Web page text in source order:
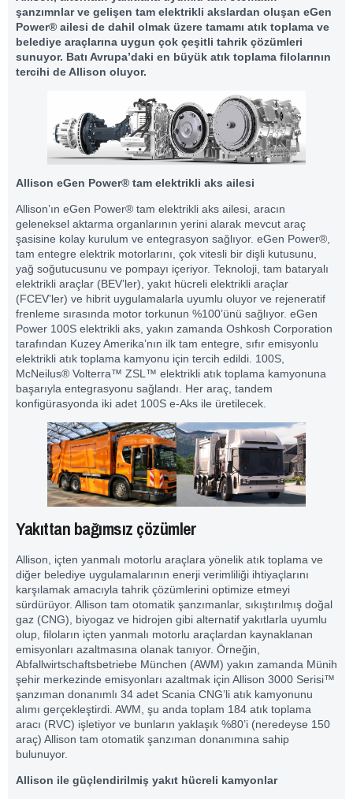
şanzımnlar ve gelişen tam elektrikli akslardan oluşan eGen
Power® ailesi de dahil olmak üzere tamamı atık toplama ve
belediye araçlarına uygun çok çeşitli tahrik çözümleri
sunuyor. Batı Avrupa’daki en büyük atık toplama filolarının
tercihi de Allison oluyor.
Allison eGen Power® tam elektrikli aks ailesi
Allison’ın eGen Power® tam elektrikli aks ailesi, aracın
geleneksel aktarma organlarının yerini alarak mevcut araç
şasisine kolay kurulum ve entegrasyon sağlıyor. eGen Power®,
tam entegre elektrik motorlarını, çok vitesli bir dişli kutusunu,
yağ soğutucusunu ve pompayı içeriyor. Teknoloji, tam bataryalı
elektrikli araçlar (BEV’ler), yakıt hücreli elektrikli araçlar
(FCEV’ler) ve hibrit uygulamalarla uyumlu oluyor ve rejeneratif
frenleme sırasında motor torkunun %100’ünü sağlıyor. eGen
Power 100S elektrikli aks, yakın zamanda Oshkosh Corporation
tarafından Kuzey Amerika’nın ilk tam entegre, sıfır emisyonlu
elektrikli atık toplama kamyonu için tercih edildi. 100S,
McNeilus® Volterra™ ZSL™ elektrikli atık toplama kamyonuna
başarıyla entegrasyonu sağlandı. Her araç, tandem
konfigürasyonda iki adet 100S e-Aks ile üretilecek.
Yakıttan bağımsız çözümler
Allison, içten yanmalı motorlu araçlara yönelik atık toplama ve
diğer belediye uygulamalarının enerji verimliliği ihtiyaçlarını
karşılamak amacıyla tahrik çözümlerini optimize etmeyi
sürdürüyor. Allison tam otomatik şanzımanlar, sıkıştırılmış doğal
gaz (CNG), biyogaz ve hidrojen gibi alternatif yakıtlarla uyumlu
olup, filoların içten yanmalı motorlu araçlardan kaynaklanan
emisyonları azaltmasına olanak tanıyor. Örneğin,
Abfallwirtschaftsbetriebe München (AWM) yakın zamanda Münih
şehir merkezinde emisyonları azaltmak için Allison 3000 Serisi™
şanzıman donanımlı 34 adet Scania CNG’li atık kamyonunu
alımı gerçekleştirdi. AWM, şu anda toplam 184 atık toplama
aracı (RVC) işletiyor ve bunların yaklaşık %80’i (neredeyse 150
araç) Allison tam otomatik şanzıman donanımına sahip
bulunuyor.
Allison ile güçlendirilmiş yakıt hücreli kamyonlar